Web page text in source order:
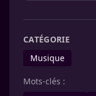
CATÉGORIE
Musique
Mots-clés :